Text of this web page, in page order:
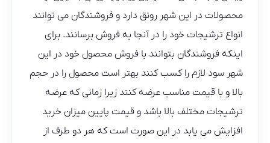
محصولات در این شهر رونق دارد و فروشندگان می توانند
انواع ترشیجات خود را در آنجا به فروش برسانند. برای
اینکه فروشندگان بتوانند با فروش محصول خود در این
شهر سود لازم را کسب کنند بهتر است محصول را در حجم
بالا و با قیمت مناسب عرضه کنند زیرا زمانی که عرضه
ترشیجات مختلف بالا باشد و قیمت پایین میزان خرید
افزایش می یابد در این صورت است که هر دو طرف از